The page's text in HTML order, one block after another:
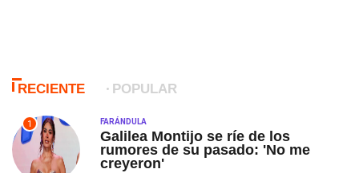
RECIENTE POPULAR
1 FARÁNDULA
Galilea Montijo se ríe de los
rumores de su pasado: 'No me
creyeron'